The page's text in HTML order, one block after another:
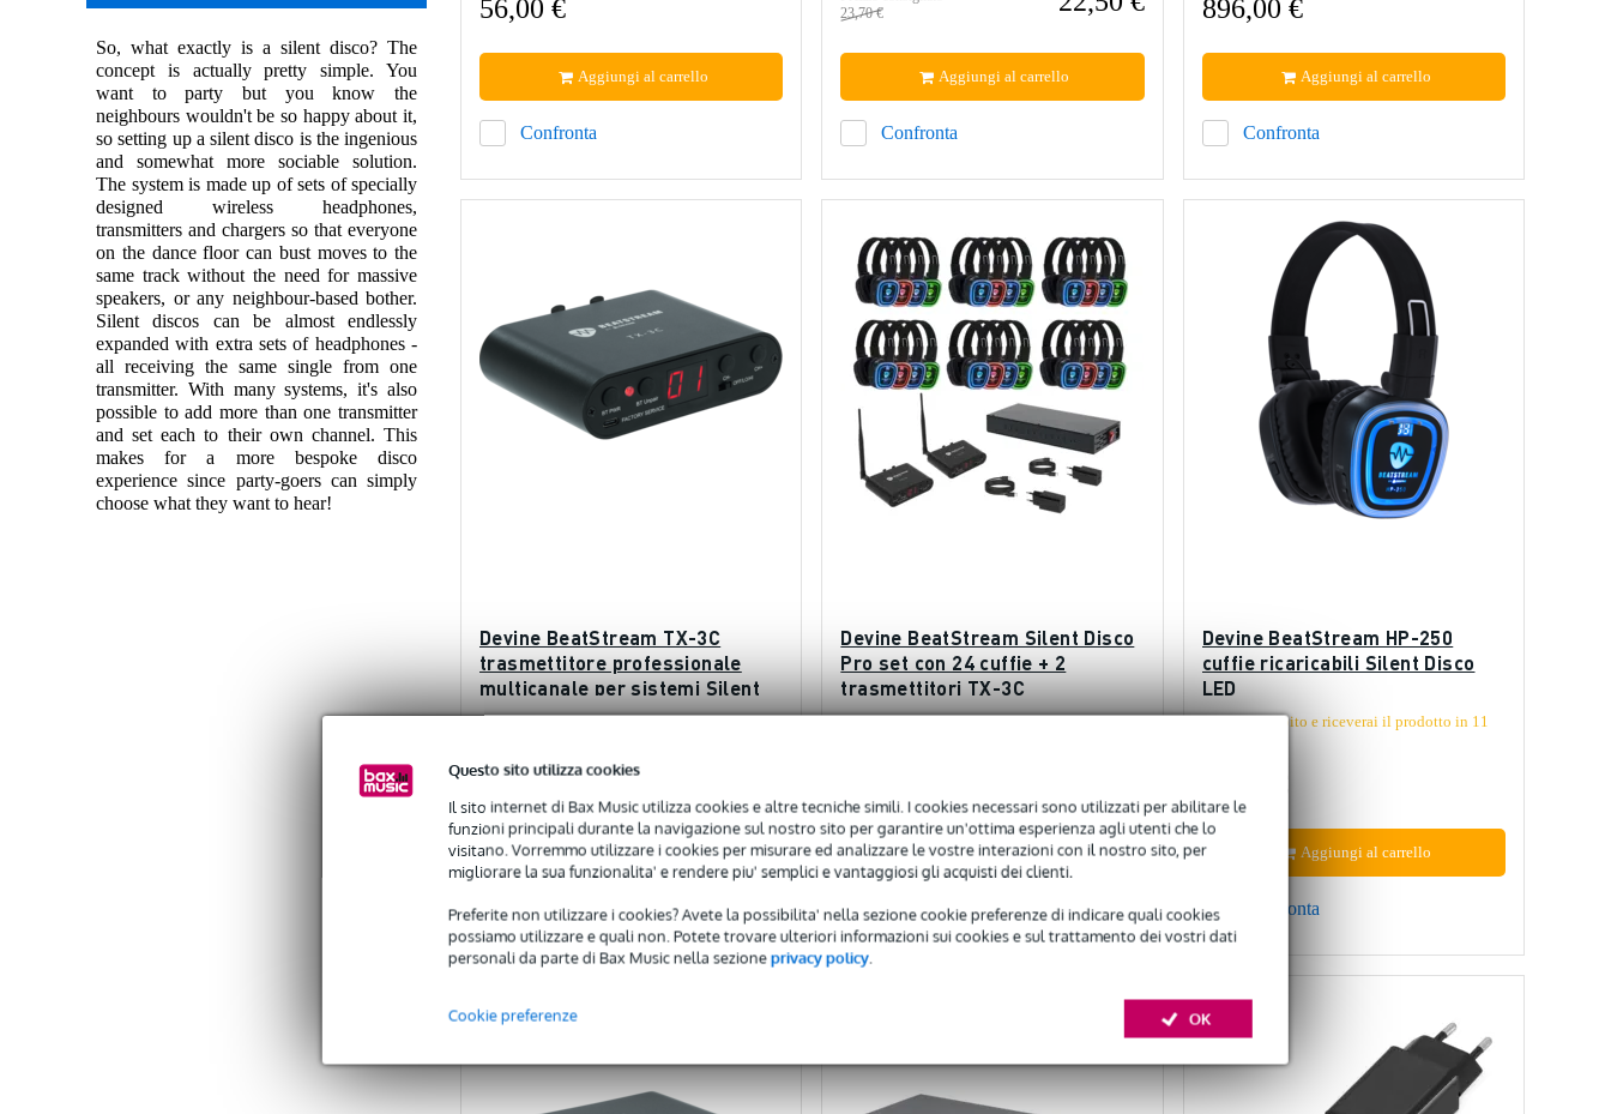
Questo sito utilizza cookies
Il sito internet di Bax Music utilizza cookies e altre tecniche simili. I cookies necessari sono utilizzati per abilitare le
funzioni principali durante la navigazione sul nostro sito per garantire un'ottima esperienza agli utenti che lo
visitano. Vorremmo utilizzare i cookies per misurare ed analizzare le vostre interazioni con il nostro sito, per
migliorare la sua funzionalita' e rendere piu' semplici e vantaggiosi gli acquisti dei clienti.
Preferite non utilizzare i cookies? Avete la possibilita' nella sezione cookie preferenze di indicare quali cookies
possiamo utilizzare e quali non. Potete trovare ulteriori informazioni sui cookies e sul trattamento dei vostri dati
personali da parte di Bax Music nella sezioneprivacy policy.
OK
Cookie preferenze
So, what exactly is a silent disco? The
concept is actually pretty simple. You
want to party but you know the
neighbours wouldn't be so happy about it,
so setting up a silent disco is the ingenious
and somewhat more sociable solution.
The system is made up of sets of specially
designed wireless headphones,
transmitters and chargers so that everyone
on the dance floor can bust moves to the
same track without the need for massive
speakers, or any neighbour-based bother.
Silent discos can be almost endlessly
expanded with extra sets of headphones -
all receiving the same single from one
transmitter. With many systems, it's also
possible to add more than one transmitter
and set each to their own channel. This
makes for a more bespoke disco
experience since party-goers can simply
choose what they want to hear!
56,00 €
Confronta
Aggiungi al carrello
23,70 €
Confronta
Aggiungi al carrello
896,00 €
Confronta
Aggiungi al carrello
Devine BeatStream TX-3C
trasmettitore professionale
multicanale per sistemi Silent
Disco
Ordina subito e riceverai il prodotto in 11
219,00 €
Confronta
Aggiungi al carrello
Devine BeatStream Silent Disco
Pro set con 24 cuffie + 2
trasmettitori TX-3C
Ordina subito e riceverai il prodotto in 11
Confronta
Aggiungi al carrello
Devine BeatStream HP-250
cuffie ricaricabili Silent Disco
LED
Ordina subito e riceverai il prodotto in 11
Confronta
Aggiungi al carrello